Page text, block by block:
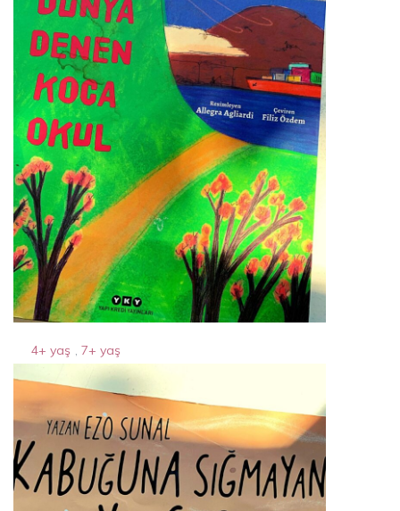
4+ yaş , 7+ yaş
dünya denen koca okul
7 Nisan 2024 ByAcparantez.com 1 Min Reading